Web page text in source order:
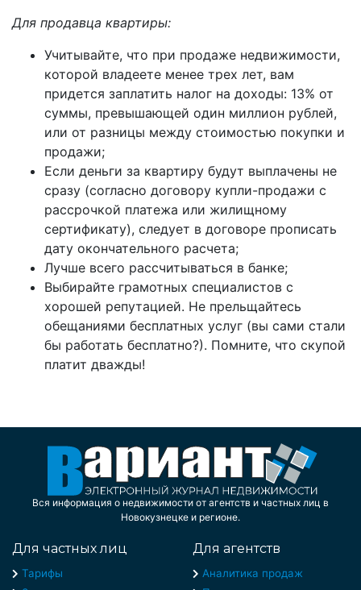
Для продавца квартиры:
Учитывайте, что при продаже недвижимости,
которой владеете менее трех лет, вам
придется заплатить налог на доходы: 13% от
суммы, превышающей один миллион рублей,
или от разницы между стоимостью покупки и
продажи;
Если деньги за квартиру будут выплачены не
сразу (согласно договору купли-продажи с
рассрочкой платежа или жилищному
сертификату), следует в договоре прописать
дату окончательного расчета;
Лучше всего рассчитываться в банке;
Выбирайте грамотных специалистов с
хорошей репутацией. Не прельщайтесь
обещаниями бесплатных услуг (вы сами стали
бы работать бесплатно?). Помните, что скупой
платит дважды!
Вся информация о недвижимости от агентств и частных лиц в
Новокузнецке и регионе.
Для частных лиц
Тарифы
Для агентств
Аналитика продаж